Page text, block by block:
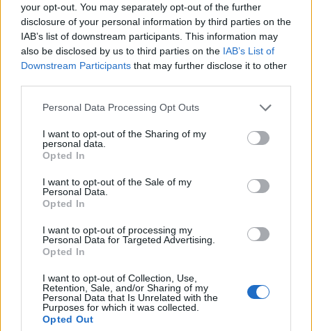
your opt-out. You may separately opt-out of the further
disclosure of your personal information by third parties on the
IAB’s list of downstream participants. This information may
also be disclosed by us to third parties on the IAB’s List of
Downstream Participants that may further disclose it to other
Please note that this website/app uses one or more Google
not limited to your visit or usage behaviour. You may click to
grant or deny consent to Google and its third-party tags to
use your data for below specified purposes in below Google
consent section.
Personal Data Processing Opt Outs
I want to opt-out of the Sharing of my
personal data.
Opted In
I want to opt-out of the Sale of my
Personal Data.
Opted In
I want to opt-out of processing my
Personal Data for Targeted Advertising.
Opted In
I want to opt-out of Collection, Use,
Retention, Sale, and/or Sharing of my
Personal Data that Is Unrelated with the
Purposes for which it was collected.
Opted Out
Χρονική ανάσα για εξώδικη επίλυση διαφορών με
την εφορία - Παράταση αιτήσεων και «κούρεμα»
προστίμων
Η προθεσμία ηλεκτρονικής υποβολής αίτησης προς την
Επιτροπή Εξώδικης Επίλυσης Φορολογικών Διαφορών
παρατείνεται έως τις 31 Δεκεμβρίου 2026.
03.06.2026 06:30
Αντωνάκος